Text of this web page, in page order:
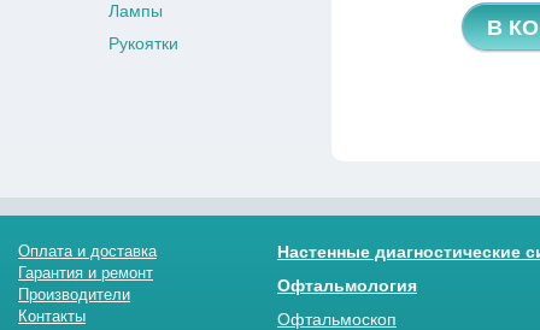
Лампы
Рукоятки
В
Оплата и доставка
Гарантия и ремонт
Производители
Контакты
Настенные диагностические
Офтальмология
Офтальмоскоп